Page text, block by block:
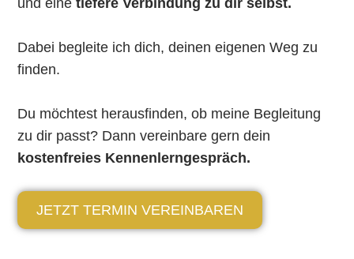
und einetiefere Verbindung zu dir selbst.
Dabei begleite ich dich, deinen eigenen Weg zu
finden.
Du möchtest herausfinden, ob meine Begleitung
zu dir passt? Dann vereinbare gern dein
kostenfreies Kennenlerngespräch.
JETZT TERMIN VEREINBAREN